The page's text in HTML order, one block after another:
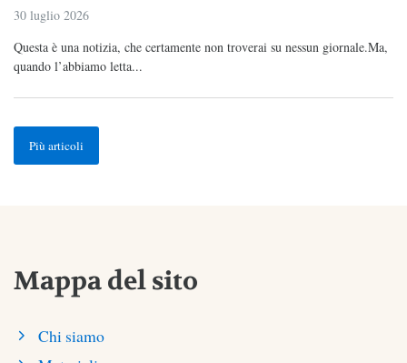
30 luglio 2026
Questa è una notizia, che certamente non troverai su nessun giornale.Ma,
quando l’abbiamo letta...
Più articoli
Mappa del sito
Chi siamo